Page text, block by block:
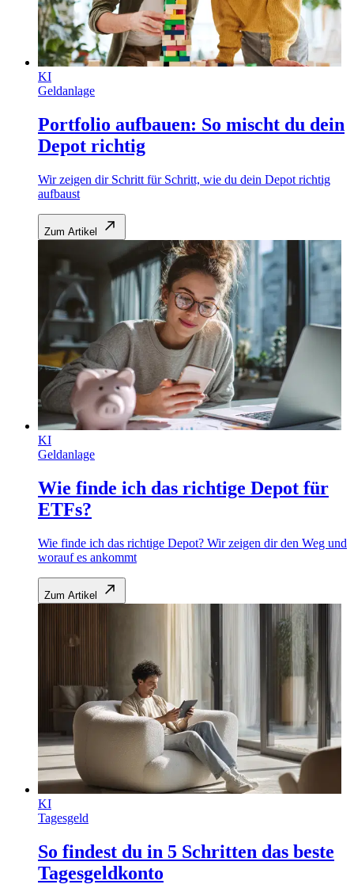
KI
Geldanlage
Portfolio aufbauen: So mischt du dein
Depot richtig
Wir zeigen dir Schritt für Schritt, wie du dein Depot richtig
aufbaust
Zum Artikel
KI
Geldanlage
Wie finde ich das richtige Depot für
ETFs?
Wie finde ich das richtige Depot? Wir zeigen dir den Weg und
worauf es ankommt
Zum Artikel
KI
Tagesgeld
So findest du in 5 Schritten das beste
Tagesgeldkonto